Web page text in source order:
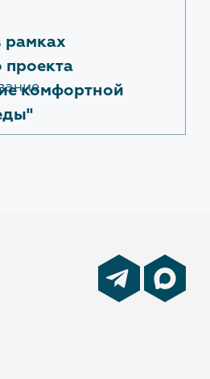
рамках
проекта
комфортной